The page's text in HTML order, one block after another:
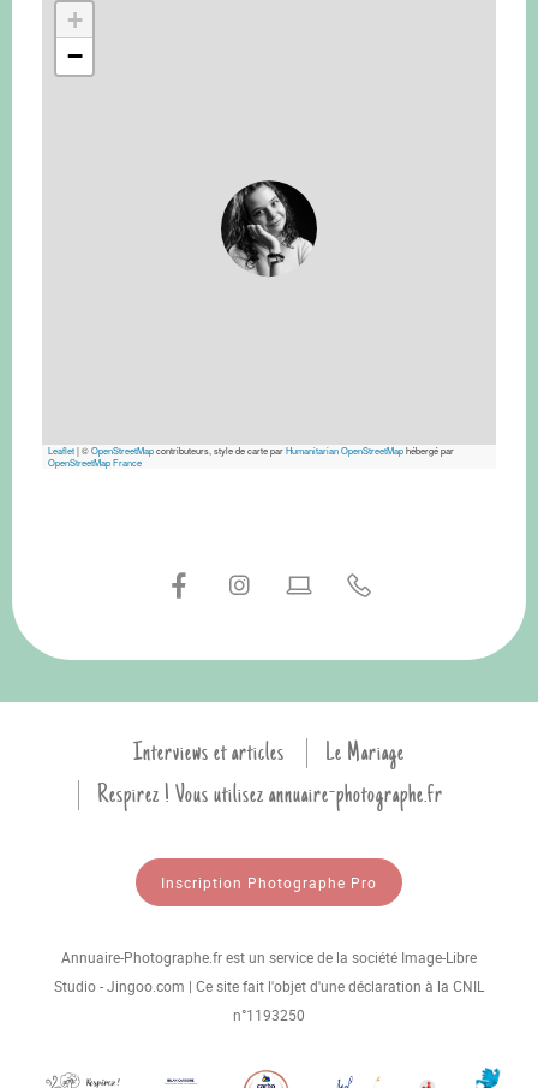
+
−
Leaflet|©OpenStreetMapcontributeurs, style de carte parHumanitarian OpenStreetMaphébergé par
OpenStreetMap France
Interviews et articles
Le Mariage
Respirez ! Vous utilisez annuaire-photographe.fr
Inscription Photographe Pro
Annuaire-Photographe.fr est un service de la société Image-Libre
Studio - Jingoo.com | Ce site fait l'objet d'une déclaration à la CNIL
n°1193250